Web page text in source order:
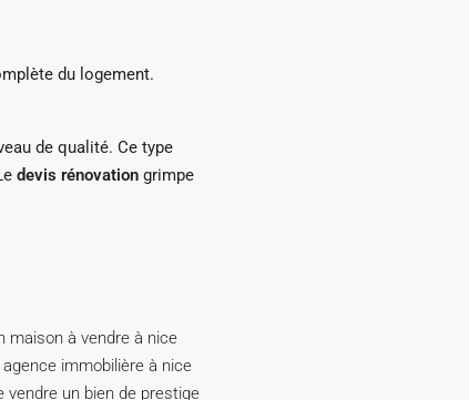
du logement.
de qualité. Ce type
devis rénovation grimpe